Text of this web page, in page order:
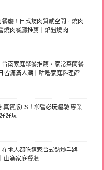
廳！日式燒肉質感空間，燒肉
燒肉餐廳推薦｜焰遇燒肉
南家庭聚餐推薦，家常菜簡餐
皆滿滿人潮｜咕嚕家庭料理館
真實版CS！柳營必玩體驗 專業
好玩
地人都吃這家台式熱炒手路
山寨家庭餐廳